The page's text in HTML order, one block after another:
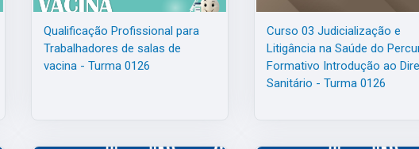
Qualificação Profissional para
Trabalhadores de salas de
vacina - Turma 0126
Curso 03 Judicialização e
Litigância na Saúde do
Formativo Introdução ao
Sanitário - Turma 0126